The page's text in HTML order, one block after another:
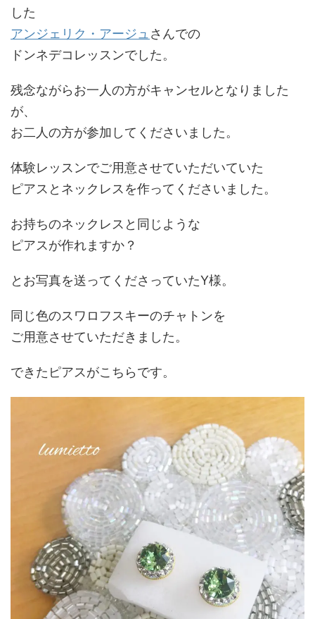
した
アンジェリク・アージュ さんでの
ドンネデコレッスンでした。
残念ながらお一人の方がキャンセルとなりました
が、
お二人の方が参加してくださいました。
体験レッスンでご用意させていただいていた
ピアスとネックレスを作ってくださいました。
お持ちのネックレスと同じような
ピアスが作れますか？
とお写真を送ってくださっていたY様。
同じ色のスワロフスキーのチャトンを
ご用意させていただきました。
できたピアスがこちらです。